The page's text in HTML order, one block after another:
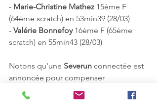
- Marie-Christine Mathez 15ème F
(64ème scratch) en 53min39 (28/03)
- Valérie Bonnefoy 16ème F (65ème
scratch) en 55min43 (28/03)
Notons qu'une Severun connectée est
annoncée pour compenser
l'annulation de la course prévue début
juin, nulle doute que les coureurs du